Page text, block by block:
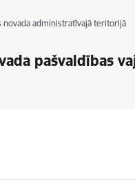
novada administratīvajā teritorijā
pašvaldības